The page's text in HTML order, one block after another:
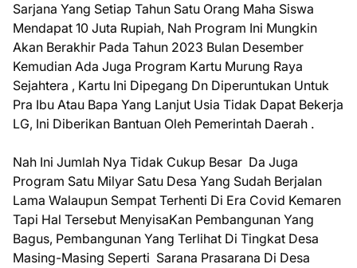
Sarjana Yang Setiap Tahun Satu Orang Maha Siswa
Mendapat 10 Juta Rupiah, Nah Program Ini Mungkin
Akan Berakhir Pada Tahun 2023 Bulan Desember
Kemudian Ada Juga Program Kartu Murung Raya
Sejahtera , Kartu Ini Dipegang Dn Diperuntukan Untuk
Pra Ibu Atau Bapa Yang Lanjut Usia Tidak Dapat Bekerja
LG, Ini Diberikan Bantuan Oleh Pemerintah Daerah .
Nah Ini Jumlah Nya Tidak Cukup Besar Da Juga
Program Satu Milyar Satu Desa Yang Sudah Berjalan
Lama Walaupun Sempat Terhenti Di Era Covid Kemaren
Tapi Hal Tersebut MenyisaKan Pembangunan Yang
Bagus, Pembangunan Yang Terlihat Di Tingkat Desa
Masing-Masing Seperti Sarana Prasarana Di Desa